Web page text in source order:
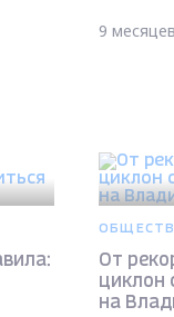
9
От
циклон
на